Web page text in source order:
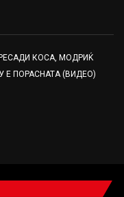
КОСА, МОДРИЌ
Е ПОРАСНАТА (ВИДЕО)